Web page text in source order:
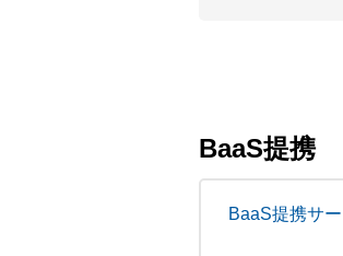
BaaS提携
BaaS提携サ